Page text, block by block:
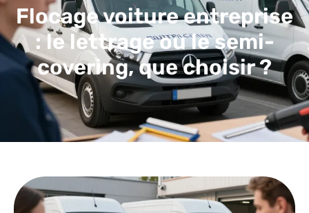
Flocage voiture entreprise
: le lettrage ou le semi-
covering, que choisir ?